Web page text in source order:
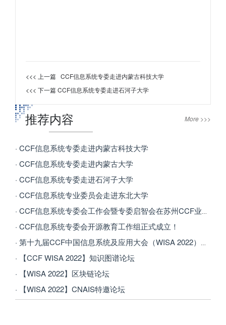
<<< 上一篇 CCF信息系统专委走进内蒙古科技大学
<<< 下一篇CCF信息系统专委走进石河子大学
推荐内容 More >>>
· CCF信息系统专委走进内蒙古科技大学
· CCF信息系统专委走进内蒙古大学
· CCF信息系统专委走进石河子大学
· CCF信息系统专业委员会走进东北大学
· CCF信息系统专委会工作会暨专委启智会在苏州CCF业务总部顺利召开
· CCF信息系统专委会开源教育工作组正式成立！
· 第十九届CCF中国信息系统及应用大会（WISA 2022）成功举办
· 【CCF WISA 2022】知识图谱论坛
· 【WISA 2022】区块链论坛
· 【WISA 2022】CNAIS特邀论坛